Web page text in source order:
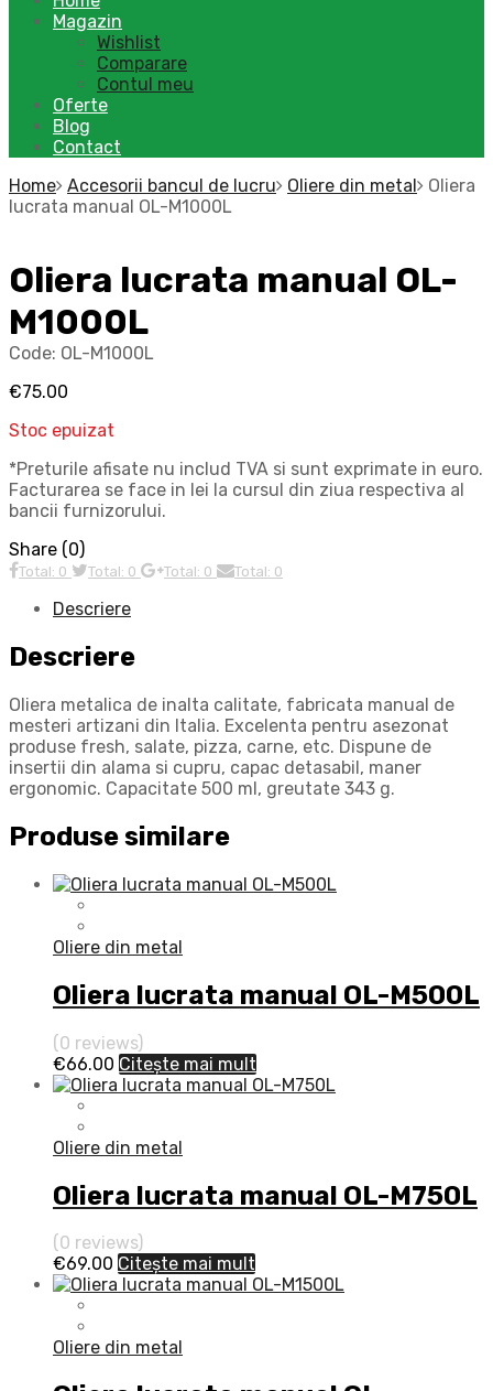
Magazin
Wishlist
Comparare
Contul meu
Oferte
Blog
Contact
Home Accesorii bancul de lucru Oliere din metal
Oliera
lucrata manual OL-M1000L
Oliera lucrata manual OL-
M1000L
Code: OL-M1000L
€75.00
Stoc epuizat
*Preturile afisate nu includ TVA si sunt exprimate in euro.
Facturarea se face in lei la cursul din ziua respectiva al
bancii furnizorului.
Share (0)
Total: 0 Total: 0 Total: 0 Total: 0
Descriere
Descriere
Oliera metalica de inalta calitate, fabricata manual de
mesteri artizani din Italia. Excelenta pentru asezonat
produse fresh, salate, pizza, carne, etc. Dispune de
insertii din alama si cupru, capac detasabil, maner
ergonomic. Capacitate 500 ml, greutate 343 g.
Produse similare
Oliere din metal
Oliera lucrata manual OL-M500L
(0 reviews)
€66.00 Citește mai mult
Oliere din metal
Oliera lucrata manual OL-M750L
(0 reviews)
€69.00 Citește mai mult
Oliere din metal